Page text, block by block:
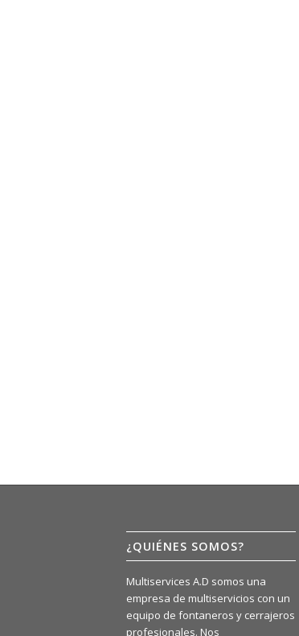
¿QUIÉNES SOMOS?
Multiservices A.D somos una
empresa de multiservicios con un
equipo de fontaneros y cerrajeros
profesionales. Nos